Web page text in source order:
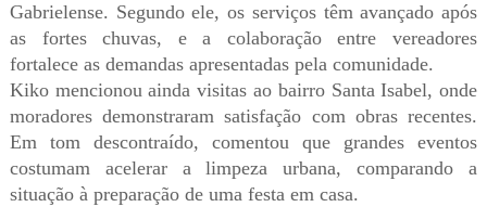
Gabrielense. Segundo ele, os serviços têm avançado após
as fortes chuvas, e a colaboração entre vereadores
fortalece as demandas apresentadas pela comunidade.
Kiko mencionou ainda visitas ao bairro Santa Isabel, onde
moradores demonstraram satisfação com obras recentes.
Em tom descontraído, comentou que grandes eventos
costumam acelerar a limpeza urbana, comparando a
situação à preparação de uma festa em casa.